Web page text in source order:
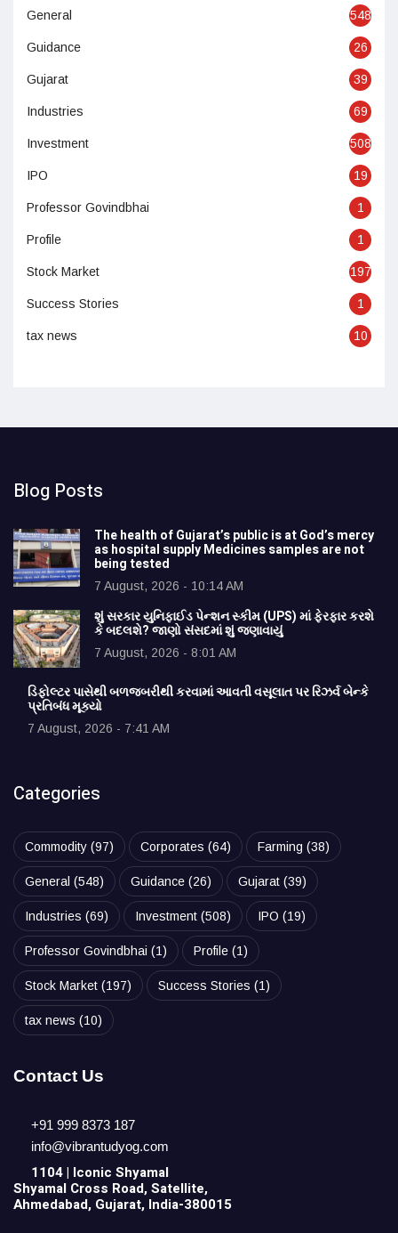
General 548
Guidance 26
Gujarat 39
Industries 69
Investment 508
IPO 19
Professor Govindbhai 1
Profile 1
Stock Market 197
Success Stories 1
tax news 10
Blog Posts
The health of Gujarat’s public is at God’s mercy
as hospital supply Medicines samples are not
being tested
7 August, 2026 - 10:14 AM
શું સરકાર યુનિફાઈડ પેન્શન સ્કીમ (UPS) માં ફેરફાર કરશે
કે બદલશે? જાણો સંસદમાં શું જણાવાયું
7 August, 2026 - 8:01 AM
ડિફોલ્ટર પાસેથી બળજબરીથી કરવામાં આવતી વસૂલાત પર રિઝર્વ બેન્કે
પ્રતિબંધ મૂક્યો
7 August, 2026 - 7:41 AM
Categories
Commodity (97) Corporates (64) Farming (38)
General (548) Guidance (26) Gujarat (39)
Industries (69) Investment (508) IPO (19)
Professor Govindbhai (1) Profile (1)
Stock Market (197) Success Stories (1)
tax news (10)
Contact Us
+91 999 8373 187
info@vibrantudyog.com
1104 | Iconic Shyamal
Shyamal Cross Road, Satellite,
Ahmedabad, Gujarat, India-380015